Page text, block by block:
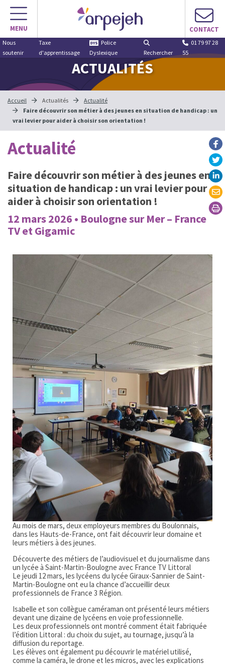
MENU CONTACT
Nous
soutenir
Taxe
d'apprentissage
Police
Dyslexique
Rechercher
01 79 97 28
55
ACTUALITÉS
Accueil Actualités
Actualité
Faire découvrir son métier à des jeunes en situation de handicap : un
vrai levier pour aider à choisir son orientation !
Actualité
Faire découvrir son métier à des jeunes en
situation de handicap : un vrai levier pour
aider à choisir son orientation !
12 mars 2026 • Boulogne sur Mer – France
TV et Gigamic
Au mois de mars, deux employeurs membres du Boulonnais,
dans les Hauts-de-France, ont fait découvrir leur domaine et
leurs métiers à des jeunes.
Découverte des métiers de l’audiovisuel et du journalisme dans
un lycée à Saint-Martin-Boulogne avec France TV Littoral
Le jeudi 12 mars, les lycéens du lycée Giraux-Sannier de Saint-
Martin-Boulogne ont eu la chance d’accueillir deux
professionnels de France 3 Région.
Isabelle et son collègue caméraman ont présenté leurs métiers
devant une dizaine de lycéens en voie professionnelle.
Les deux professionnels ont montré comment était fabriquée
l’édition Littoral : du choix du sujet, au tournage, jusqu’à la
diffusion du reportage.
Les élèves ont également pu découvrir le matériel utilisé,
comme la caméra, le drone et les micros, avec les explications